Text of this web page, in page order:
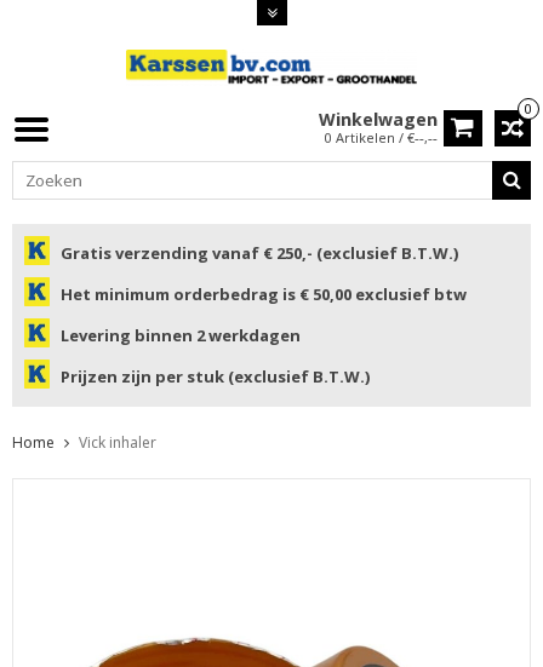
0
Winkelwagen
0 Artikelen / €--,--
Gratis verzending vanaf € 250,- (exclusief B.T.W.)
Het minimum orderbedrag is € 50,00 exclusief btw
Levering binnen 2 werkdagen
Prijzen zijn per stuk (exclusief B.T.W.)
Home Vick inhaler